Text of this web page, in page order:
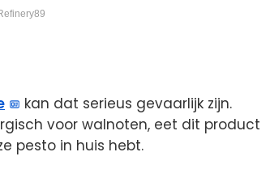
kan dat serieus gevaarlijk zijn.
voor walnoten, eet dit product
pesto in huis hebt.